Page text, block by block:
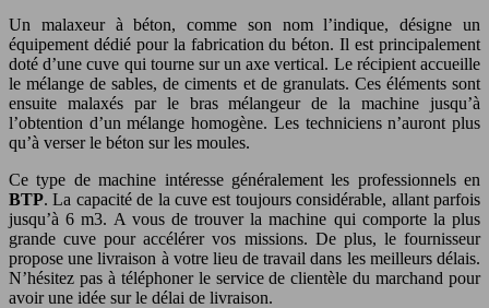
Un malaxeur à béton, comme son nom l’indique, désigne un
équipement dédié pour la fabrication du béton. Il est principalement
doté d’une cuve qui tourne sur un axe vertical. Le récipient accueille
le mélange de sables, de ciments et de granulats. Ces éléments sont
ensuite malaxés par le bras mélangeur de la machine jusqu’à
l’obtention d’un mélange homogène. Les techniciens n’auront plus
qu’à verser le béton sur les moules.
Ce type de machine intéresse généralement les professionnels en
BTP. La capacité de la cuve est toujours considérable, allant parfois
jusqu’à 6 m3. A vous de trouver la machine qui comporte la plus
grande cuve pour accélérer vos missions. De plus, le fournisseur
propose une livraison à votre lieu de travail dans les meilleurs délais.
N’hésitez pas à téléphoner le service de clientèle du marchand pour
avoir une idée sur le délai de livraison.